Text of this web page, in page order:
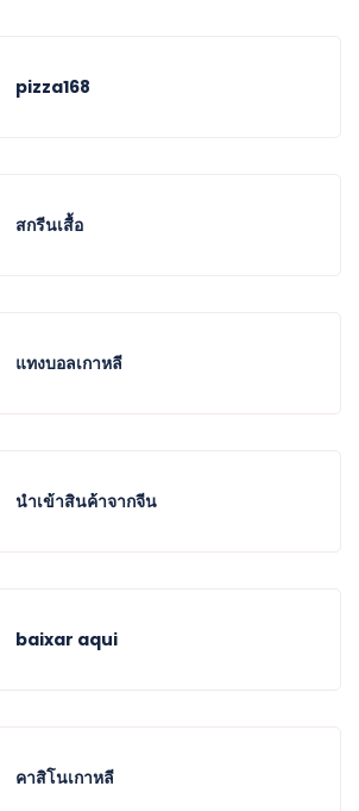
pizza168
สกรีนเสื้อ
แทงบอลเกาหลี
นำเข้าสินค้าจากจีน
baixar aqui
คาสิโนเกาหลี